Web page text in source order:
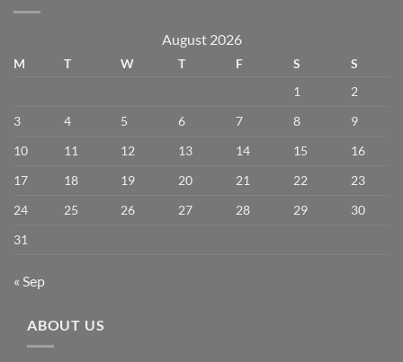
August 2026
M T W T F S
S
1
2
3
4 5 6 7 8
9
10
11 12 13 14 15
16
17
18 19 20 21 22
23
24
25 26 27 28 29
30
31
« Sep
ABOUT US